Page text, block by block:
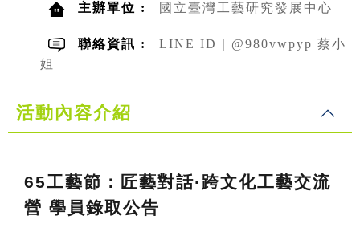
主辦單位 : 國立臺灣工藝研究發展中心
聯絡資訊 :
LINE ID｜@980vwpyp 蔡小
姐
活動內容介紹
65工藝節：匠藝對話·跨文化工藝交流
營 學員錄取公告